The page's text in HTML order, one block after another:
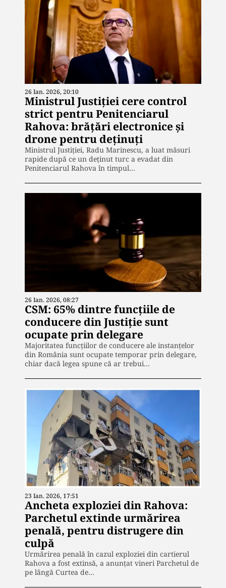
26 Ian. 2026, 20:10
Ministrul Justiției cere control
strict pentru Penitenciarul
Rahova: brățări electronice și
drone pentru deținuți
Ministrul Justiției, Radu Marinescu, a luat măsuri
rapide după ce un deținut turc a evadat din
Penitenciarul Rahova în timpul…
26 Ian. 2026, 08:27
CSM: 65% dintre funcțiile de
conducere din Justiție sunt
ocupate prin delegare
Majoritatea funcțiilor de conducere ale instanțelor
din România sunt ocupate temporar prin delegare,
chiar dacă legea spune că ar trebui…
23 Ian. 2026, 17:51
Ancheta exploziei din Rahova:
Parchetul extinde urmărirea
penală, pentru distrugere din
culpă
Urmărirea penală în cazul exploziei din cartierul
Rahova a fost extinsă, a anunțat vineri Parchetul de
pe lângă Curtea de…